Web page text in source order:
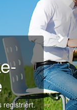
registriert.